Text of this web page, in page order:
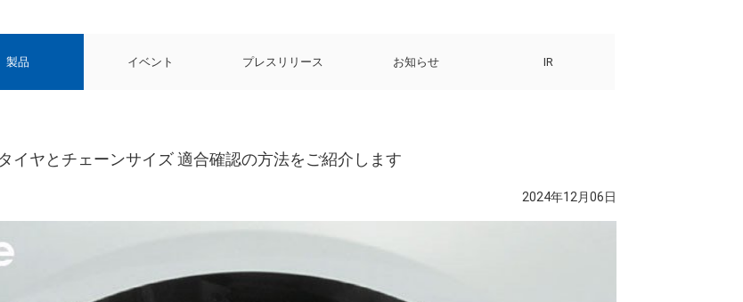
製品 イベント プレスリリース お知らせ IR
イヤとチェーンサイズ 適合確認の方法をご紹介します
2024年12月06日